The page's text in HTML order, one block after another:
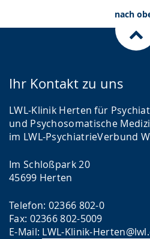
Fechner/Nadin
nach
Ihr Kontakt zu uns
LWL-Klinik Herten für
und Psychosomatische
im LWL-PsychiatrieVerbund
Im Schloßpark 20
45699 Herten
Telefon: 02366 802-0
Fax: 02366 802-5009
E-Mail: LWL-Klinik-